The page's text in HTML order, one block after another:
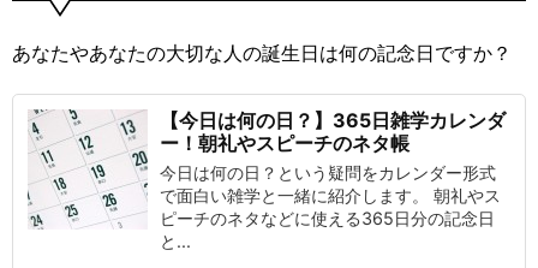
あなたやあなたの大切な人の誕生日は何の記念日ですか？
【今日は何の日？】365日雑学カレンダ
ー！朝礼やスピーチのネタ帳
今日は何の日？という疑問をカレンダー形式
で面白い雑学と一緒に紹介します。 朝礼やス
ピーチのネタなどに使える365日分の記念日
と...